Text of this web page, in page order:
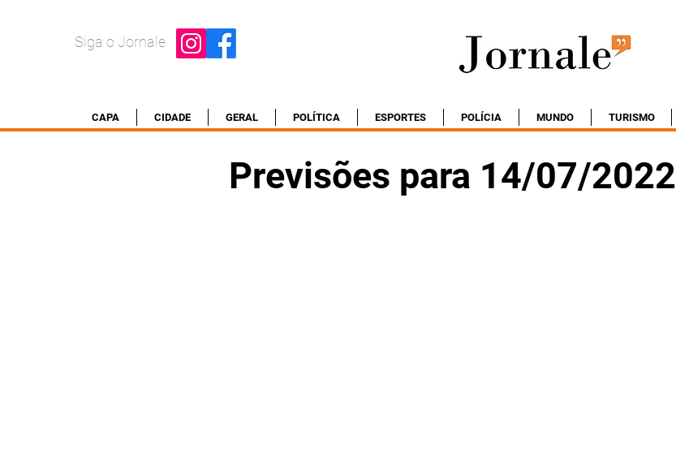
Siga o Jornale
CAPA CIDADE GERAL POLÍTICA ESPORTES POLÍCIA MUNDO TURISMO
Previsões para 14/07/2022